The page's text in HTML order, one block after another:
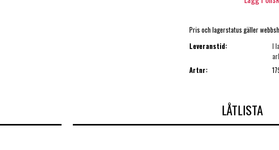
Pris och lagerstatus gäller
Leveranstid:
I
Artnr:
LÅTLISTA